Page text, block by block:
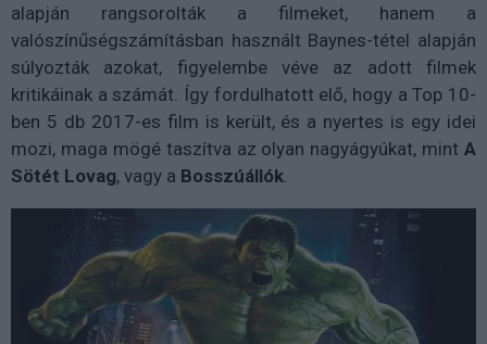
alapján rangsorolták a filmeket, hanem a
valószínűségszámításban használt Baynes-tétel alapján
súlyozták azokat, figyelembe véve az adott filmek
kritikáinak a számát. Így fordulhatott elő, hogy a Top 10-
ben 5 db 2017-es film is került, és a nyertes is egy idei
mozi, maga mögé taszítva az olyan nagyágyúkat, mint A
Sötét Lovag, vagy a Bosszúállók